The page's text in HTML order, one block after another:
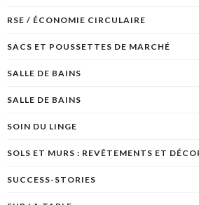
RSE / ÉCONOMIE CIRCULAIRE
SACS ET POUSSETTES DE MARCHÉ
SALLE DE BAINS
SALLE DE BAINS
SOIN DU LINGE
SOLS ET MURS : REVÊTEMENTS ET
SUCCESS-STORIES